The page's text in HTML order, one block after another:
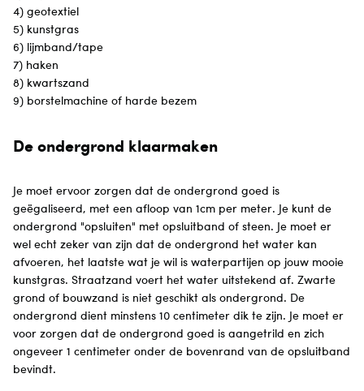
4) geotextiel
5) kunstgras
6) lijmband/tape
7) haken
8) kwartszand
9) borstelmachine of harde bezem
De ondergrond klaarmaken
Je moet ervoor zorgen dat de ondergrond goed is
geëgaliseerd, met een afloop van 1cm per meter. Je kunt de
ondergrond "opsluiten" met opsluitband of steen. Je moet er
wel echt zeker van zijn dat de ondergrond het water kan
afvoeren, het laatste wat je wil is waterpartijen op jouw mooie
kunstgras. Straatzand voert het water uitstekend af. Zwarte
grond of bouwzand is niet geschikt als ondergrond. De
ondergrond dient minstens 10 centimeter dik te zijn. Je moet er
voor zorgen dat de ondergrond goed is aangetrild en zich
ongeveer 1 centimeter onder de bovenrand van de opsluitband
bevindt.